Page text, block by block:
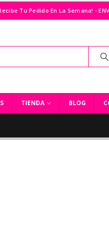
Tu Pedido En La Semana! -
TIENDA BLOG